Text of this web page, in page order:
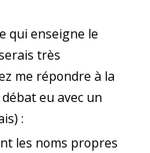
qui enseigne le
très
me répondre à la
eu avec un
:
les noms propres